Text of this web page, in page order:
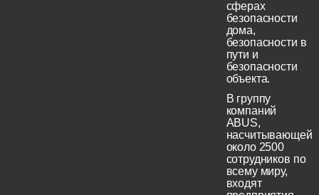
сферах
безопасности
дома,
безопасности в
пути и
безопасности
объекта.
В группу
компаний
ABUS,
насчитывающей
около 2500
сотрудников по
всему миру,
входят